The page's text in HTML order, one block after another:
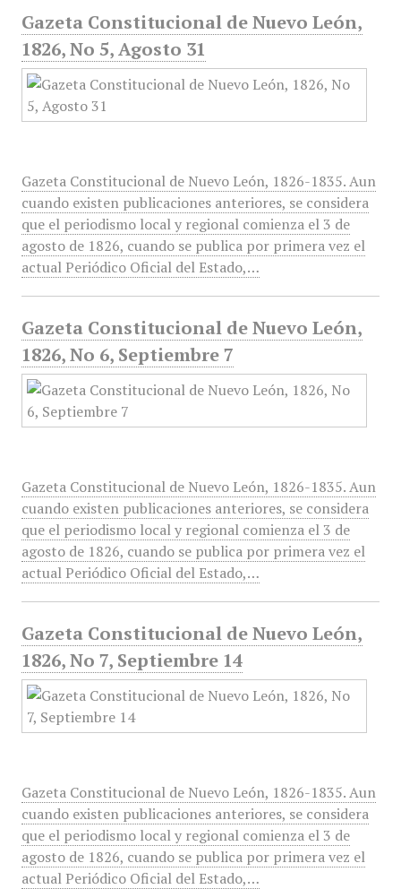
Gazeta Constitucional de Nuevo León,
1826, No 5, Agosto 31
Gazeta Constitucional de Nuevo León, 1826-1835. Aun
cuando existen publicaciones anteriores, se considera
que el periodismo local y regional comienza el 3 de
agosto de 1826, cuando se publica por primera vez el
actual Periódico Oficial del Estado,…
Gazeta Constitucional de Nuevo León,
1826, No 6, Septiembre 7
Gazeta Constitucional de Nuevo León, 1826-1835. Aun
cuando existen publicaciones anteriores, se considera
que el periodismo local y regional comienza el 3 de
agosto de 1826, cuando se publica por primera vez el
actual Periódico Oficial del Estado,…
Gazeta Constitucional de Nuevo León,
1826, No 7, Septiembre 14
Gazeta Constitucional de Nuevo León, 1826-1835. Aun
cuando existen publicaciones anteriores, se considera
que el periodismo local y regional comienza el 3 de
agosto de 1826, cuando se publica por primera vez el
actual Periódico Oficial del Estado,…